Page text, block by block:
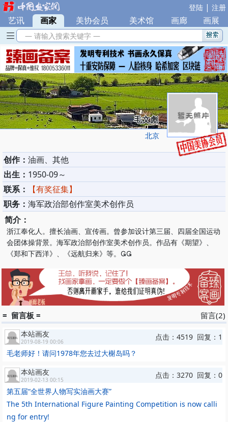
登陆 | 注册
艺讯 | 画家 美协会员 美术馆 画廊 画展
— 请输入搜索关键字 —
毛文彪
北京
创作： 油画、其他
出生： 1950-09～
联系：
【有奖征集】
职务： 海军政治部创作室美术创作员
简介：
浙江奉化人。擅长油画、宣传画。曾参加设计第三届、四届全国运动
会团体操背景。海军政治部创作室美术创作员。作品有《期望》、
《郑和下西洋》、《远航归来》等。
留言(2)
= 留言板 =
本站画友
2019-08-19 00:06
点击：4519 回复：1
毛老师好！请问1978年您去过大榭岛吗？
本站画友
2019-02-13 00:15
点击：3270 回复：0
第五届“全世界人物写实油画大赛”
The 5th International Figure Painting Competition is now calli
ng for entry!